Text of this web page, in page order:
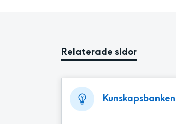
Relaterade sidor
Kunskapsbanken